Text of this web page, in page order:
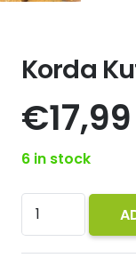
Korda
€17,99
6 in stock
Korda
Kutter
25